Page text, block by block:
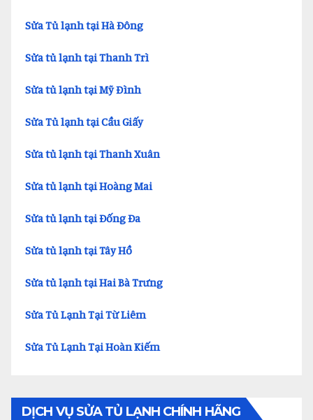
Sửa Tủ lạnh tại Hà Đông
Sửa tủ lạnh tại Thanh Trì
Sửa tủ lạnh tại Mỹ Đình
Sửa Tủ lạnh tại Cầu Giấy
Sửa tủ lạnh tại Thanh Xuân
Sửa tủ lạnh tại Hoàng Mai
Sửa tủ lạnh tại Đống Đa
Sửa tủ lạnh tại Tây Hồ
Sửa tủ lạnh tại Hai Bà Trưng
Sửa Tủ Lạnh Tại Từ Liêm
Sửa Tủ Lạnh Tại Hoàn Kiếm
DỊCH VỤ SỬA TỦ LẠNH CHÍNH HÃNG